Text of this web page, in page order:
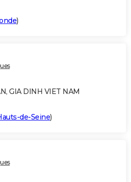
)
GIA DINH VIET NAM
de-Seine)